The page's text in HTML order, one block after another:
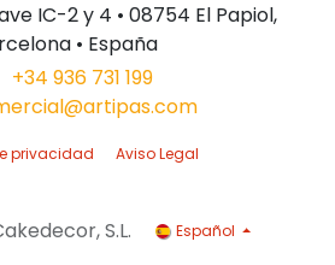
IC-2 y 4 • 08754 El Papiol,
• España
+34 936 731 199
privacidad Aviso Legal
S.L. Español